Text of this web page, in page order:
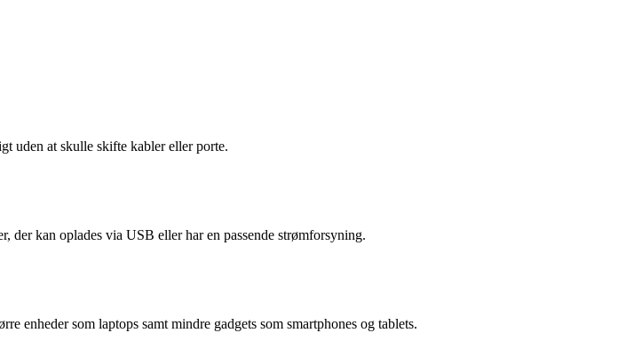
uden at skulle skifte kabler eller porte.
der kan oplades via USB eller har en passende strømforsyning.
enheder som laptops samt mindre gadgets som smartphones og tablets.